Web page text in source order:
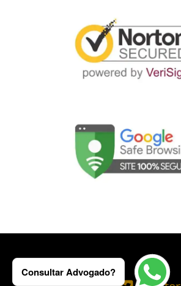
Consultar Advogado?